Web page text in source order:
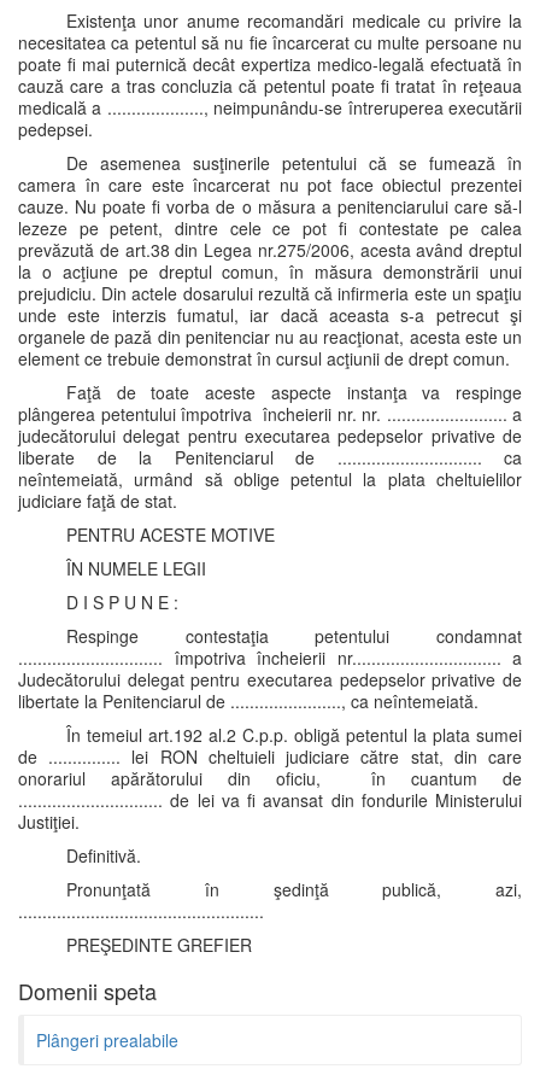
Existenţa unor anume recomandări medicale cu privire la
necesitatea ca petentul să nu fie încarcerat cu multe persoane nu
poate fi mai puternică decât expertiza medico-legală efectuată în
cauză care a tras concluzia că petentul poate fi tratat în reţeaua
medicală a ...................., neimpunându-se întreruperea executării
pedepsei.
De asemenea susţinerile petentului că se fumează în
camera în care este încarcerat nu pot face obiectul prezentei
cauze. Nu poate fi vorba de o măsura a penitenciarului care să-l
lezeze pe petent, dintre cele ce pot fi contestate pe calea
prevăzută de art.38 din Legea nr.275/2006, acesta având dreptul
la o acţiune pe dreptul comun, în măsura demonstrării unui
prejudiciu. Din actele dosarului rezultă că infirmeria este un spaţiu
unde este interzis fumatul, iar dacă aceasta s-a petrecut şi
organele de pază din penitenciar nu au reacţionat, acesta este un
element ce trebuie demonstrat în cursul acţiunii de drept comun.
Faţă de toate aceste aspecte instanţa va respinge
plângerea petentului împotriva încheierii nr. nr. ......................... a
judecătorului delegat pentru executarea pedepselor privative de
liberate de la Penitenciarul de .............................. ca
neîntemeiată, urmând să oblige petentul la plata cheltuielilor
judiciare faţă de stat.
PENTRU ACESTE MOTIVE
ÎN NUMELE LEGII
D I S P U N E :
Respinge contestaţia petentului condamnat
.............................. împotriva încheierii nr............................... a
Judecătorului delegat pentru executarea pedepselor privative de
libertate la Penitenciarul de ......................., ca neîntemeiată.
În temeiul art.192 al.2 C.p.p. obligă petentul la plata sumei
de ............... lei RON cheltuieli judiciare către stat, din care
onorariul apărătorului din oficiu, în cuantum de
.............................. de lei va fi avansat din fondurile Ministerului
Justiţiei.
Definitivă.
Pronunţată în şedinţă publică, azi,
...................................................
PREŞEDINTE GREFIER
Domenii speta
Plângeri prealabile